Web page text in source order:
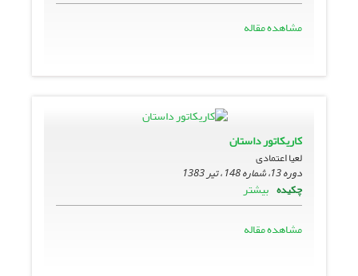
مشاهده مقاله
کاریکاتور داستان
لعیا اعتمادی
دوره 13، شماره 148 ، تیر 1383
چکیده بیشتر
مشاهده مقاله